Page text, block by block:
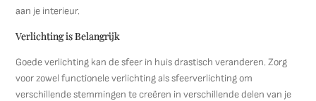
aan je interieur.
Verlichting is Belangrijk
Goede verlichting kan de sfeer in huis drastisch veranderen. Zorg
voor zowel functionele verlichting als sfeerverlichting om
verschillende stemmingen te creëren in verschillende delen van je